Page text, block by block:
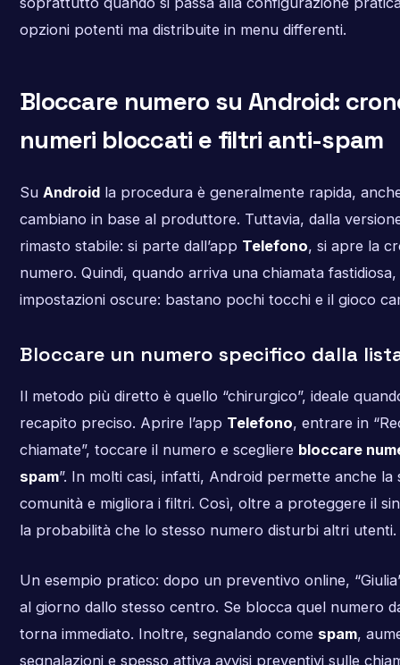
opzioni potenti ma distribuite in menu differenti.
Bloccare numero su Android:
numeri bloccati e filtri anti-spam
Su Androidla procedura è generalmente rapida,
cambiano in base al produttore. Tuttavia, dalla
rimasto stabile: si parte dall’app Telefono, si apre la
numero. Quindi, quando arriva una chiamata
impostazioni oscure: bastano pochi tocchi e il gioco
Bloccare un numero specifico dalla
Il metodo più diretto è quello “chirurgico”, ideale
recapito preciso. Aprire l’app Telefono, entrare in
chiamate”, toccare il numero e scegliere bloccare
spam”. In molti casi, infatti, Android permette anche la
comunità e migliora i filtri. Così, oltre a proteggere il
la probabilità che lo stesso numero disturbi altri utenti.
Un esempio pratico: dopo un preventivo online,
al giorno dallo stesso centro. Se blocca quel numero
torna immediato. Inoltre, segnalando come spam,
segnalazioni e spesso attiva avvisi preventivi sulle